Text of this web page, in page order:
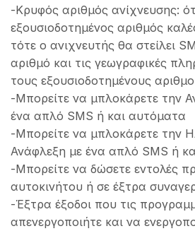
-Κρυφός αριθμός ανίχνευσης:
εξουσιοδοτημένος αριθμός
τότε ο ανιχνευτής θα στείλει
αριθμό και τις γεωγραφικές
τους εξουσιοδοτημένους
-Μπορείτε να μπλοκάρετε την
ένα απλό SMS ή και αυτόματα
-Μπορείτε να μπλοκάρετε την
Ανάφλεξη με ένα απλό SMS ή
-Μπορείτε να δώσετε εντολές
αυτοκινήτου ή σε έξτρα
-Έξτρα έξοδοι που τις
απενεργοποιήτε και να